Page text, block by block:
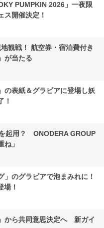
PUMPKIN 2026」一夜限
ス開催決定！
観戦！ 航空券・宿泊費付き
が当たる
の表紙＆グラビアに登場し妖
！
起用？ ONODERA GROUP
ね」
」のグラビアで泡まみれに！
場！
から共同意思決定へ 新ガイ